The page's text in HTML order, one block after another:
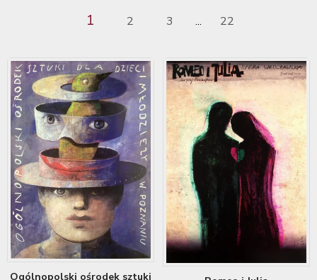
1 2 3 ... 22
Ogólnopolski ośrodek sztuki